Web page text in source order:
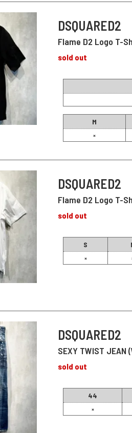
DSQUARED2
Flame D2 Logo T-
sold out
M
×
DSQUARED2
Flame D2 Logo T-
sold out
S
×
DSQUARED2
SEXY TWIST JEAN
sold out
44
×